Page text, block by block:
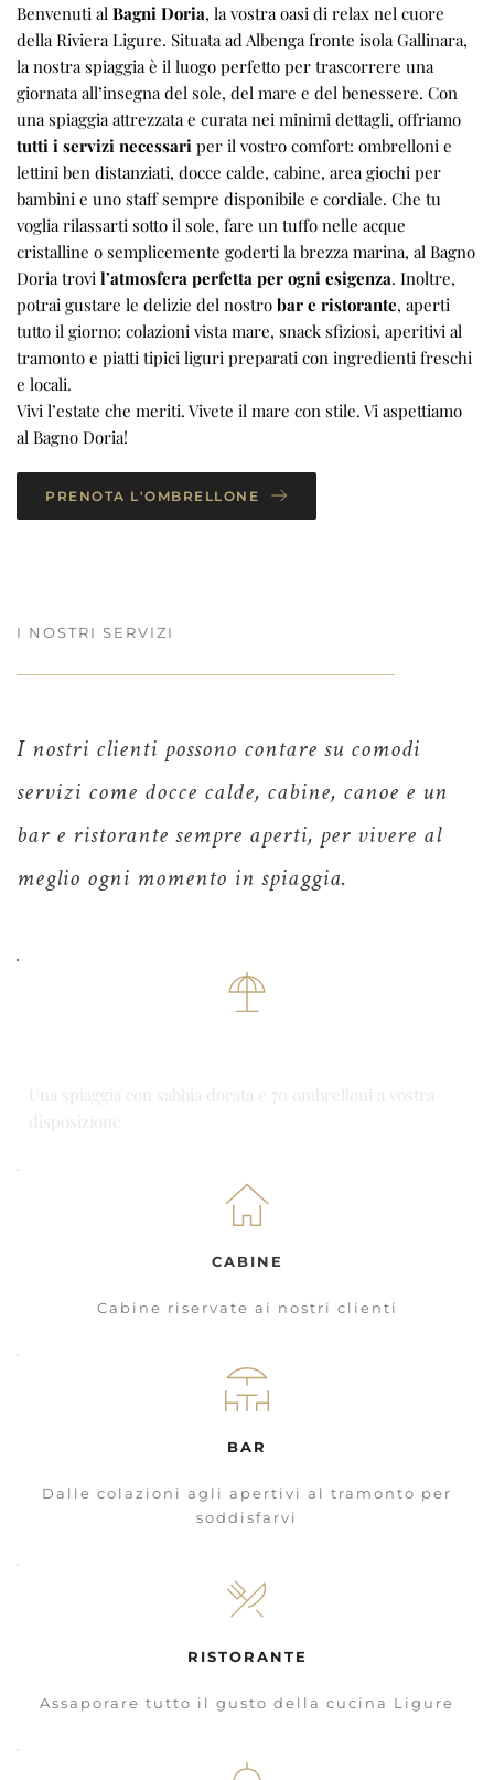
Benvenuti al Bagni Doria, la vostra oasi di relax nel cuore
della Riviera Ligure. Situata ad Albenga fronte isola Gallinara,
la nostra spiaggia è il luogo perfetto per trascorrere una
giornata all’insegna del sole, del mare e del benessere. Con
una spiaggia attrezzata e curata nei minimi dettagli, offriamo
tutti i servizi necessari per il vostro comfort: ombrelloni e
lettini ben distanziati, docce calde, cabine, area giochi per
bambini e uno staff sempre disponibile e cordiale. Che tu
voglia rilassarti sotto il sole, fare un tuffo nelle acque
cristalline o semplicemente goderti la brezza marina, al Bagno
Doria trovi l’atmosfera perfetta per ogni esigenza. Inoltre,
potrai gustare le delizie del nostro bar e ristorante, aperti
tutto il giorno: colazioni vista mare, snack sfiziosi, aperitivi al
tramonto e piatti tipici liguri preparati con ingredienti freschi
e locali.
Vivi l’estate che meriti. Vivete il mare con stile. Vi aspettiamo
al Bagno Doria!
PRENOTA L'OMBRELLONE
I NOSTRI SERVIZI
I nostri clienti possono contare su comodi
servizi come docce calde, cabine, canoe e un
bar e ristorante sempre aperti, per vivere al
meglio ogni momento in spiaggia.
Una spiaggia con sabbia dorata e 70 ombrelloni a vostra
disposizione
CABINE
Cabine riservate ai nostri clienti
BAR
Dalle colazioni agli apertivi al tramonto per
soddisfarvi
RISTORANTE
Assaporare tutto il gusto della cucina Ligure